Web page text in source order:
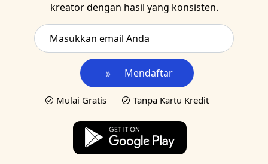
kreator dengan hasil yang konsisten.
Mendaftar
Mulai Gratis Tanpa Kartu Kredit